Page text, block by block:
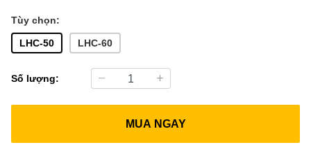
Tùy chọn:
LHC-50
LHC-60
Số lượng:
MUA NGAY